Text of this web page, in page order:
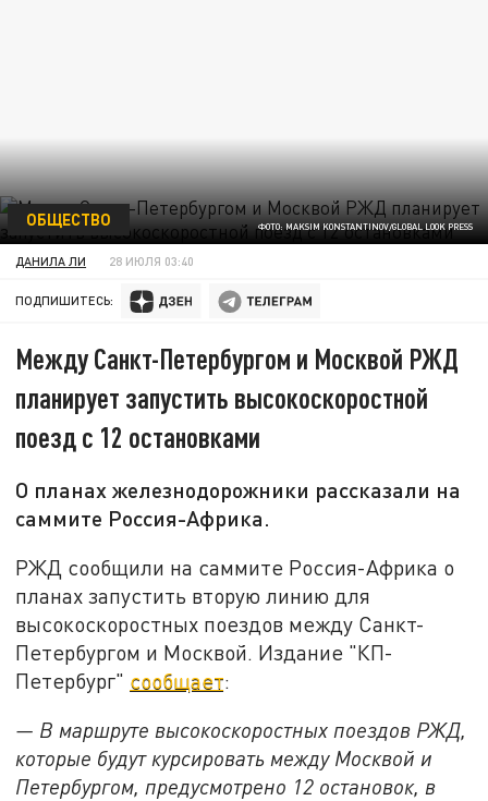
ФОТО: MAKSIM KONSTANTINOV/GLOBAL LOOK PRESS
ОБЩЕСТВО
ДАНИЛА ЛИ 28 ИЮЛЯ 03:40
ПОДПИШИТЕСЬ:
Между Санкт-Петербургом и Москвой РЖД
планирует запустить высокоскоростной
поезд с 12 остановками
О планах железнодорожники рассказали на
саммите Россия-Африка.
РЖД сообщили на саммите Россия-Африка о
планах запустить вторую линию для
высокоскоростных поездов между Санкт-
Петербургом и Москвой. Издание "КП-
Петербург" сообщает:
— В маршруте высокоскоростных поездов РЖД,
которые будут курсировать между Москвой и
Петербургом, предусмотрено 12 остановок, в